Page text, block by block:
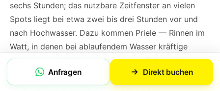
sechs Stunden; das nutzbare Zeitfenster an vielen
Spots liegt bei etwa zwei bis drei Stunden vor und
nach Hochwasser. Dazu kommen Priele — Rinnen im
Watt, in denen bei ablaufendem Wasser kräftige
Strömung entsteht — und der lange Fußweg über den
Sand, wenn das Wasser draußen ist. Ein zweitägiger
Anfängerkurs braucht hier schlicht mehr
Anfragen Direkt buchen